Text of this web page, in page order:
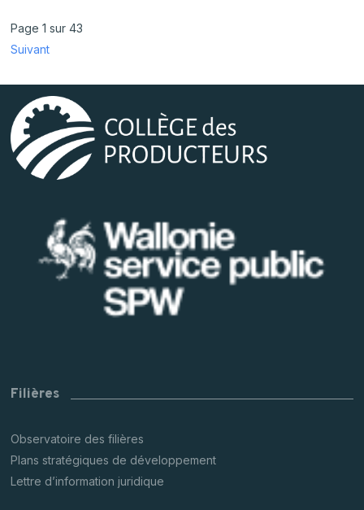
Page 1 sur 43
Suivant
Filières
Observatoire des filières
Plans stratégiques de développement
Lettre d’information juridique